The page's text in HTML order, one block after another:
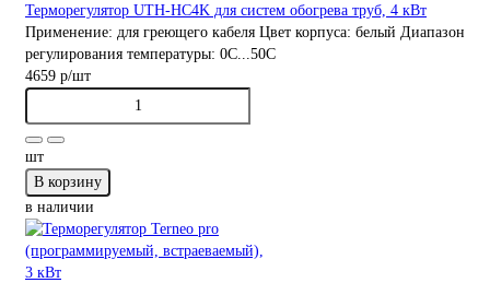
Терморегулятор UTH-HC4K для систем обогрева труб, 4 кВт
Применение: для греющего кабеля Цвет корпуса: белый Диапазон
регулирования температуры: 0С...50С
4659 р/шт
шт
В корзину
в наличии